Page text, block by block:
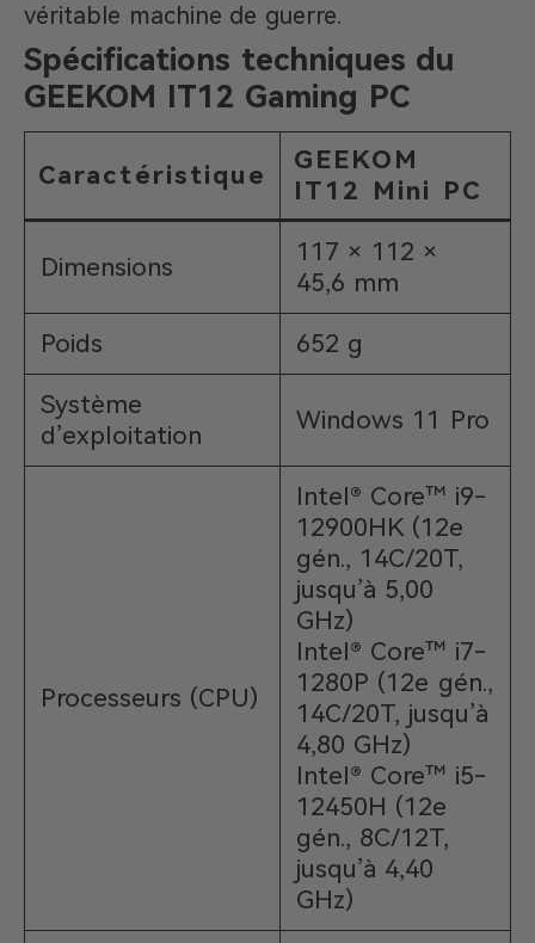
véritable machine de guerre.
Spécifications techniques du
GEEKOM IT12 Gaming PC
Caractéristique
GEEKOM
IT12 Mini PC
Dimensions
117 × 112 ×
45,6 mm
Poids 652 g
Système
d’exploitation
Windows 11 Pro
Processeurs (CPU)
Intel® Core™ i9-
12900HK (12e
gén., 14C/20T,
jusqu’à 5,00
GHz)
Intel® Core™ i7-
1280P (12e gén.,
14C/20T, jusqu’à
4,80 GHz)
Intel® Core™ i5-
12450H (12e
gén., 8C/12T,
jusqu’à 4,40
GHz)